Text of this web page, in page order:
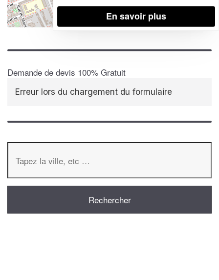
OpenStreetMap contributors,
Demande de devis 100% Gratuit
Erreur lors du chargement du formulaire
En savoir plus